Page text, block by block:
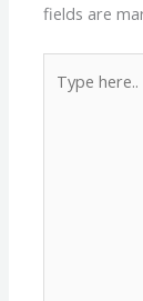
fields are
here..